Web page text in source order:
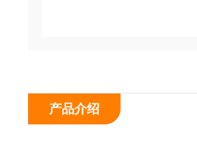
产品介绍